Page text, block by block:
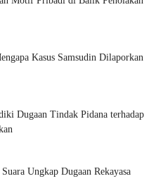
Kasus Samsudin Dilaporkan
Dugaan Tindak Pidana terhadap
Ungkap Dugaan Rekayasa